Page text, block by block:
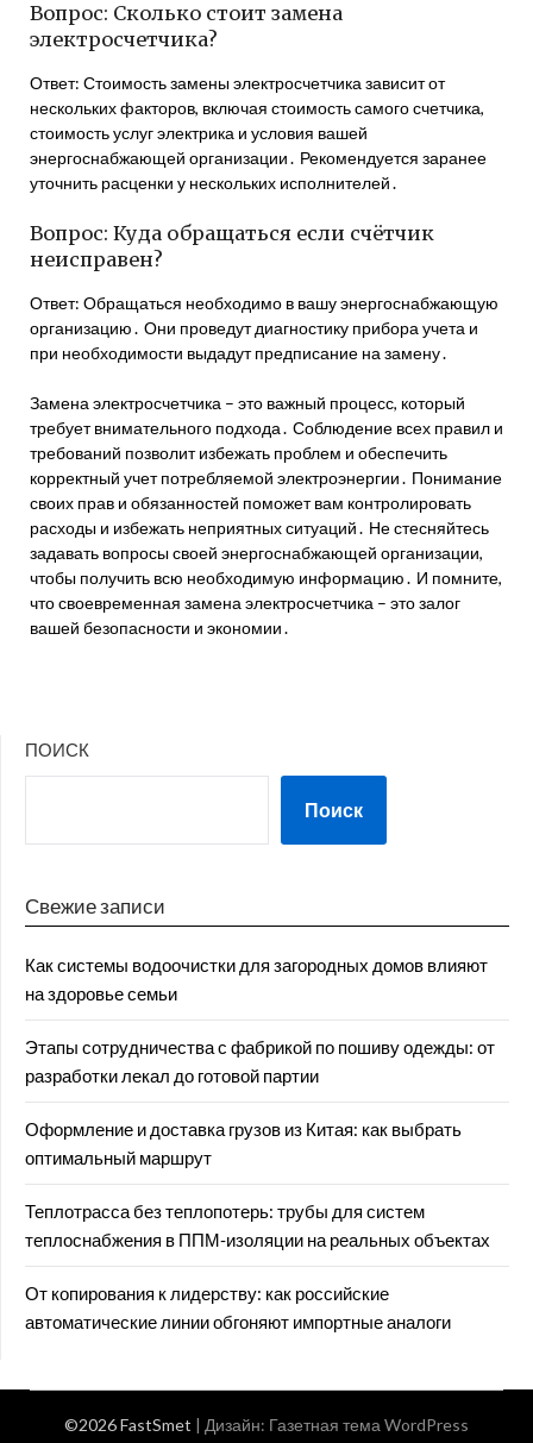
Вопрос: Сколько стоит замена
электросчетчика?
Ответ: Стоимость замены электросчетчика зависит от
нескольких факторов, включая стоимость самого счетчика,
стоимость услуг электрика и условия вашей
энергоснабжающей организации․ Рекомендуется заранее
уточнить расценки у нескольких исполнителей․
Вопрос: Куда обращаться если счётчик
неисправен?
Ответ: Обращаться необходимо в вашу энергоснабжающую
организацию․ Они проведут диагностику прибора учета и
при необходимости выдадут предписание на замену․
Замена электросчетчика – это важный процесс, который
требует внимательного подхода․ Соблюдение всех правил и
требований позволит избежать проблем и обеспечить
корректный учет потребляемой электроэнергии․ Понимание
своих прав и обязанностей поможет вам контролировать
расходы и избежать неприятных ситуаций․ Не стесняйтесь
задавать вопросы своей энергоснабжающей организации,
чтобы получить всю необходимую информацию․ И помните,
что своевременная замена электросчетчика – это залог
вашей безопасности и экономии․
ПОИСК
Поиск
Свежие записи
Как системы водоочистки для загородных домов влияют
на здоровье семьи
Этапы сотрудничества с фабрикой по пошиву одежды: от
разработки лекал до готовой партии
Оформление и доставка грузов из Китая: как выбрать
оптимальный маршрут
Теплотрасса без теплопотерь: трубы для систем
теплоснабжения в ППМ‑изоляции на реальных объектах
От копирования к лидерству: как российские
автоматические линии обгоняют импортные аналоги
©2026 FastSmet | Дизайн: Газетная тема WordPress